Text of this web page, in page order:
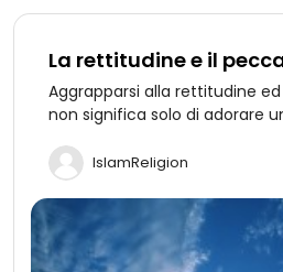
La rettitudine e il
2): La rettitudine è un
Aggrapparsi alla rettitudine
non significa solo di adorare
comportandosi moralmente
ponendosi in ascolto della
cercare con il cuore. Parte 1:
dalla rivelazione e la ragione.
IslamReligion